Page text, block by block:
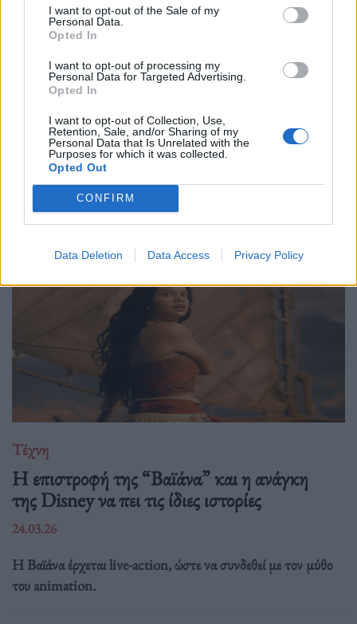
I want to opt-out of the Sale of my
Personal Data.
Opted In
I want to opt-out of processing my
Personal Data for Targeted Advertising.
Opted In
I want to opt-out of Collection, Use,
Retention, Sale, and/or Sharing of my
Personal Data that Is Unrelated with the
Purposes for which it was collected.
Opted Out
CONFIRM
Data Deletion Data Access Privacy Policy
Philip Glass: Παγκόσμια γιορτή για τα 90ά
γενέθλιά του με πρεμιέρα της “Συμφωνίας
Νο. 15: Lincoln”
29.05.26
Ο Philip Glass θα γιορτάσει τα 90ά του γενέθλια στις 31
Ιανουαρίου 2027 με μια πολυετή, διεθνή σειρά εκδηλώσεων
που κορυφώνεται με την παγκόσμια πρεμιέρα της "Συμφωνίας
Νο. 15: Lincoln" και επετειακά
Τέχνη
Η επιστροφή της “Βαϊάνα” και η ανάγκη
της Disney να πει τις ίδιες ιστορίες
24.03.26
Η Βαϊάνα έρχεται live-action, ώστε να συνδεθεί με τον μύθο
του animation.